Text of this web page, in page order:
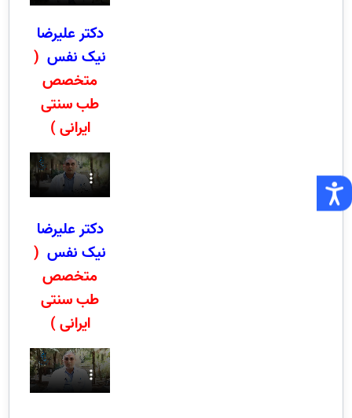
دکتر علیرضا
نیک نفس (
متخصص
طب سنتی
ایرانی )
دکتر علیرضا
نیک نفس (
متخصص
طب سنتی
ایرانی )